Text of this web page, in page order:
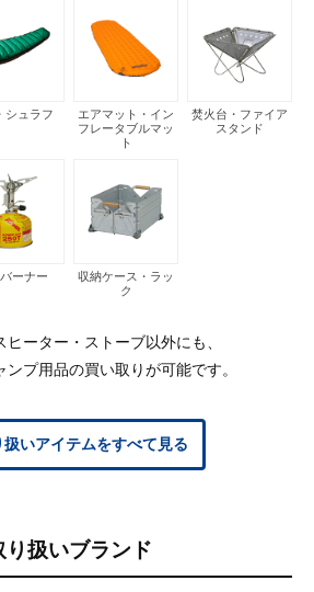
シュラフ
エアマット・イン
フレータブルマッ
ト
焚火台・ファイア
スタンド
ーナー
収納ケース・ラッ
ク
ヒーター・ストーブ以外にも、
ンプ用品の買い取りが可能です。
扱いアイテムをすべて見る
り扱いブランド